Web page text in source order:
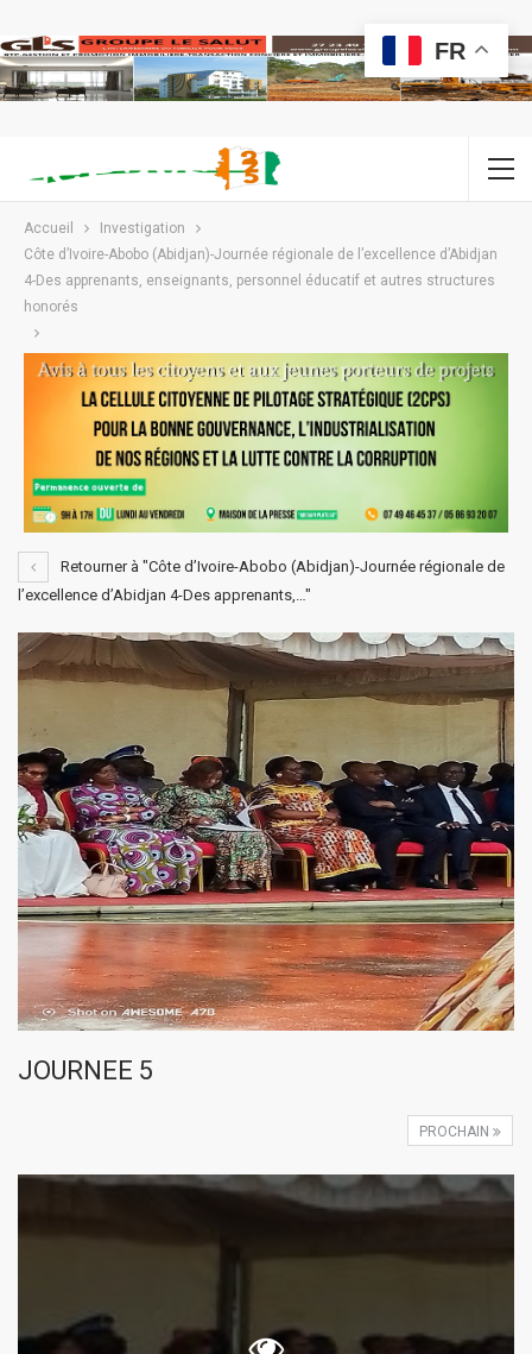
Accueil
Investigation
Côte d’Ivoire-Abobo (Abidjan)-Journée régionale de l’excellence d’Abidjan
4-Des apprenants, enseignants, personnel éducatif et autres structures
honorés
Retourner à "Côte d’Ivoire-Abobo (Abidjan)-Journée régionale de
l’excellence d’Abidjan 4-Des apprenants,…"
JOURNEE 5
PROCHAIN
FR